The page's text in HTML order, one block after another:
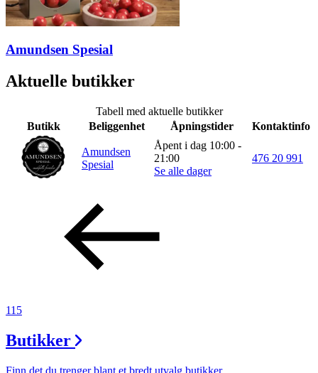
Åpningstider
Ledige stillinger
Magasin
Finn frem
Amundsen Spesial
Aktuelle butikker
Tabell med aktuelle butikker
Butikk
Beliggenhet Åpningstider Kontaktinfo
Amundsen
Spesial
Åpent i dag 10:00 -
21:00
Se alle dager
476 20 991
115
Butikker
Finn det du trenger blant et bredt utvalg butikker